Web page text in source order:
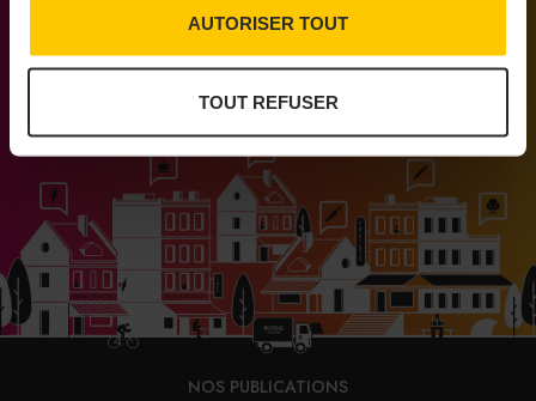
AUTORISER TOUT
TOUT REFUSER
Médias engagés pour que vivent les commerces
de proximité
NOS PUBLICATIONS